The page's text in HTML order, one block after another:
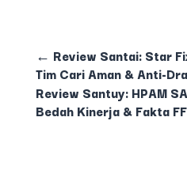
← Review Santai: Star
Tim Cari Aman & Anti-
Review Santuy: HPAM
Bedah Kinerja & Fakta